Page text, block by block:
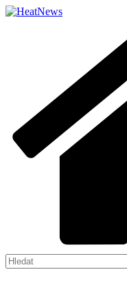
Přeskočit